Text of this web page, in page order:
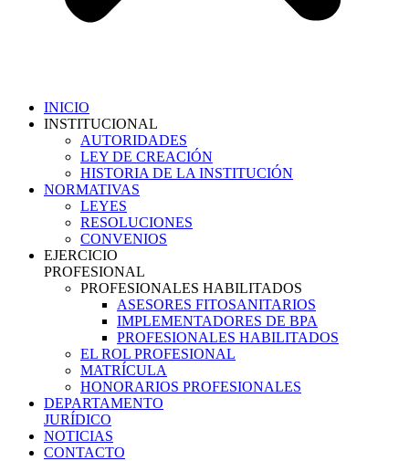
INICIO
INSTITUCIONAL
AUTORIDADES
LEY DE CREACIÓN
HISTORIA DE LA INSTITUCIÓN
NORMATIVAS
LEYES
RESOLUCIONES
CONVENIOS
EJERCICIO
PROFESIONAL
PROFESIONALES HABILITADOS
ASESORES FITOSANITARIOS
IMPLEMENTADORES DE BPA
PROFESIONALES HABILITADOS
EL ROL PROFESIONAL
MATRÍCULA
HONORARIOS PROFESIONALES
DEPARTAMENTO
JURÍDICO
NOTICIAS
CONTACTO